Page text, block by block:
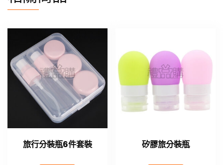
旅行分裝瓶6件套裝 矽膠旅分裝瓶